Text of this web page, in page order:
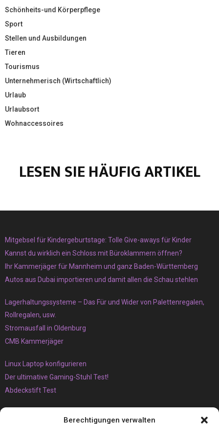
Berechtigungen verwalten
Schönheits-und Körperpflege
Sport
Stellen und Ausbildungen
Tieren
Tourismus
Unternehmerisch (Wirtschaftlich)
Urlaub
Urlaubsort
Wohnaccessoires
LESEN SIE HÄUFIG ARTIKEL
Mitgebsel für Kindergeburtstage: Tolle Give-aways für Kinder
Kannst du wirklich ein Schloss mit Büroklammern öffnen?
Ihr Kammerjäger für Mannheim und ganz Baden-Württemberg
Autos aus Dubai importieren und damit allen die Schau stehlen
Lagerhaltungssysteme – Das Für und Wider von Palettenregalen,
Rollregalen, usw.
Stromausfall in Oldenburg
CMB Kammerjäger
Linux Laptop konfigurieren
Der ultimative Gaming-Stuhl Test!
Abdeckstift Test